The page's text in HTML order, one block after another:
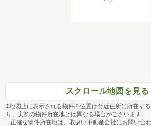
スクロール地図を見る
※地図上に表示される物件の位置は付近住所に所在す
り、実際の物件所在地とは異なる場合がございます。
正確な物件所在地は、取扱い不動産会社にお問い合わ